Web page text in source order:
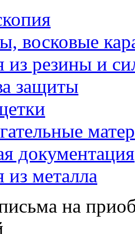
восковые
из резины и
защиты
документация
из металла